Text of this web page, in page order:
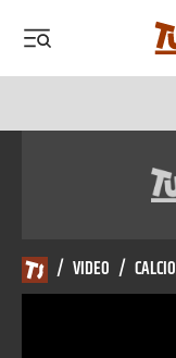
/ VIDEO / CALCIO